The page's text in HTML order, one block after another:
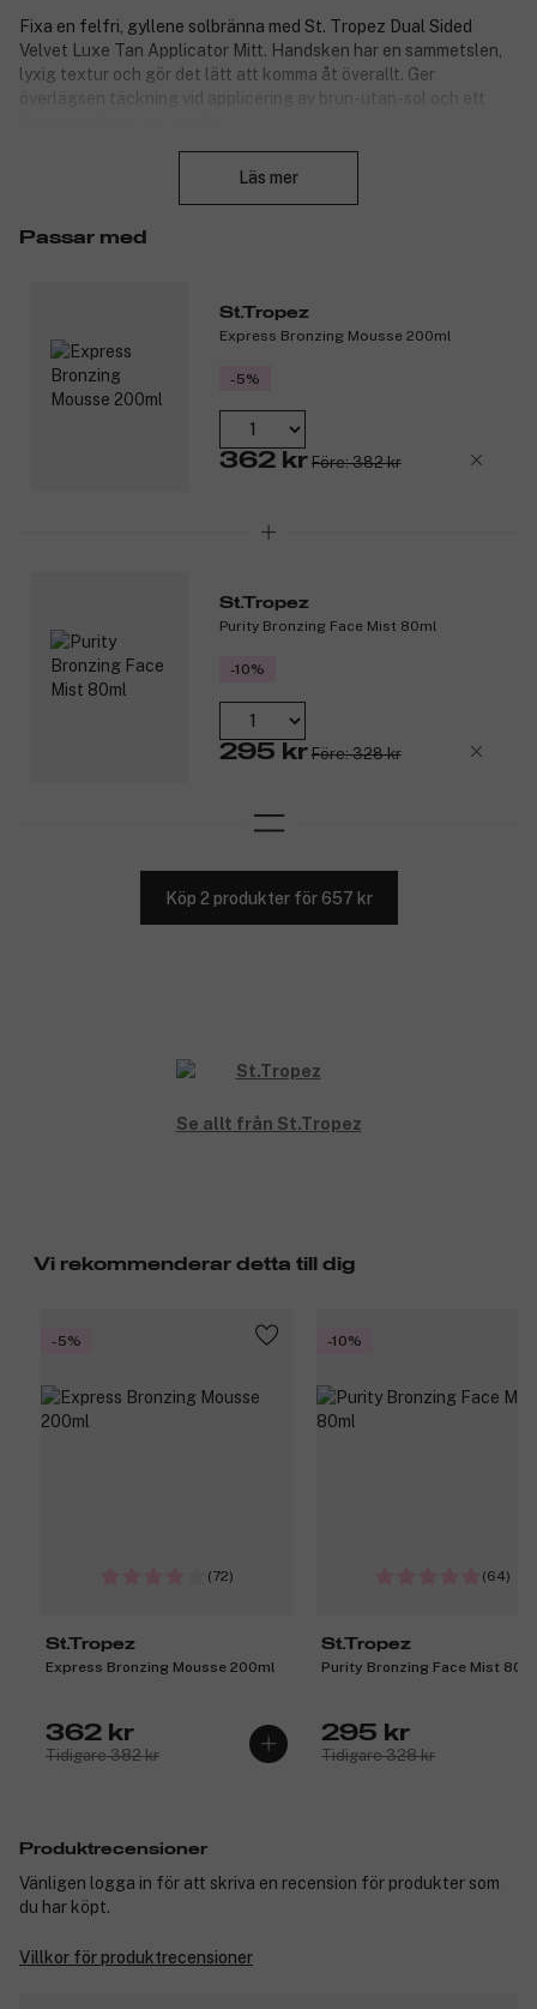
Fixa en felfri, gyllene solbränna med St. Tropez Dual Sided
Velvet Luxe Tan Applicator Mitt. Handsken har en sammetslen,
lyxig textur och gör det lätt att komma åt överallt. Ger
överlägsen täckning vid applicering av brun-utan-sol och ett
vattentät, så att händerna inte blir fläckiga vid applicering. Båda
sidorna kan användas för att applicera brun-utan-sol.
Läs mer
Passar med
St.Tropez
Express Bronzing Mousse 200ml
-5%
362 kr Före: 382 kr
St.Tropez
Purity Bronzing Face Mist 80ml
-10%
295 kr Före: 328 kr
Köp 2 produkter för 657 kr
Se allt från St.Tropez
Vi rekommenderar detta till dig
-5%
(72)
St.Tropez
Express Bronzing Mousse 200ml
362 kr
Tidigare 382 kr
-10%
(64)
St.Tropez
Purity Bronzing Face Mist
295 kr
Tidigare 328 kr
Produktrecensioner
Vänligen logga in för att skriva en recension för produkter som
du har köpt.
Villkor för produktrecensioner